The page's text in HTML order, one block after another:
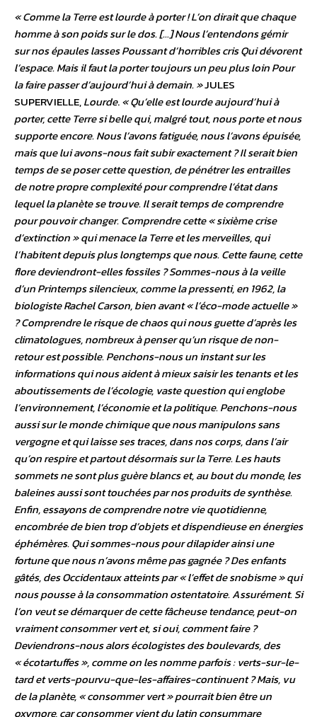
« Comme la Terre est lourde à porter ! L’on dirait que chaque
homme à son poids sur le dos. […] Nous l’entendons gémir
sur nos épaules lasses Poussant d’horribles cris Qui dévorent
l’espace. Mais il faut la porter toujours un peu plus loin Pour
la faire passer d’aujourd’hui à demain. »JULES
SUPERVIELLE,Lourde.« Qu’elle est lourde aujourd’hui à
porter, cette Terre si belle qui, malgré tout, nous porte et nous
supporte encore. Nous l’avons fatiguée, nous l’avons épuisée,
mais que lui avons-nous fait subir exactement ? Il serait bien
temps de se poser cette question, de pénétrer les entrailles
de notre propre complexité pour comprendre l’état dans
lequel la planète se trouve. Il serait temps de comprendre
pour pouvoir changer. Comprendre cette « sixième crise
d’extinction » qui menace la Terre et les merveilles, qui
l’habitent depuis plus longtemps que nous. Cette faune, cette
flore deviendront-elles fossiles ? Sommes-nous à la veille
d’unPrintemps silencieux, comme la pressenti, en 1962, la
biologiste Rachel Carson, bien avant« l’éco-mode actuelle »
? Comprendre le risque de chaos qui nous guette d’après les
climatologues, nombreux à penser qu’un risque de non-
retour est possible. Penchons-nous un instant sur les
informations qui nous aident à mieux saisir les tenants et les
aboutissements de l’écologie, vaste question qui englobe
l’environnement, l’économie et la politique. Penchons-nous
aussi sur le monde chimique que nous manipulons sans
vergogne et qui laisse ses traces, dans nos corps, dans l’air
qu’on respire et partout désormais sur la Terre. Les hauts
sommets ne sont plus guère blancs et, au bout du monde, les
baleines aussi sont touchées par nos produits de synthèse.
Enfin, essayons de comprendre notre vie quotidienne,
encombrée de bien trop d’objets et dispendieuse en énergies
éphémères. Qui sommes-nous pour dilapider ainsi une
fortune que nous n’avons même pas gagnée ? Des enfants
gâtés, des Occidentaux atteints par « l’effet de snobisme » qui
nous pousse à la consommation ostentatoire. Assurément. Si
l’on veut se démarquer de cette fâcheuse tendance, peut-on
vraiment consommer vert et, si oui, comment faire ?
Deviendrons-nous alors écologistes des boulevards, des
« écotartuffes », comme on les nomme parfois : verts-sur-le-
tard et verts-pourvu-que-les-affaires-continuent ? Mais, vu
de la planète, « consommer vert » pourrait bien être un
oxymore, car consommer vient du latin consummare